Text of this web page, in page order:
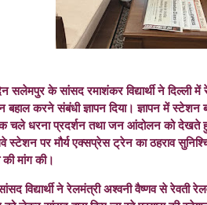
सलेमपुर के सांसद रमाशंकर विद्यार्थी ने
बहाल करने संबंधी ज्ञापन दिया। ज्ञापन में
चले धरना प्रदर्शन तथा जन आंदोलन को देखते
पर मौर्य एक्सप्रेस ट्रेन का ठहराव
मांग की।
विद्यार्थी ने रेलमंत्री अश्वनी वैष्णव से रेवती